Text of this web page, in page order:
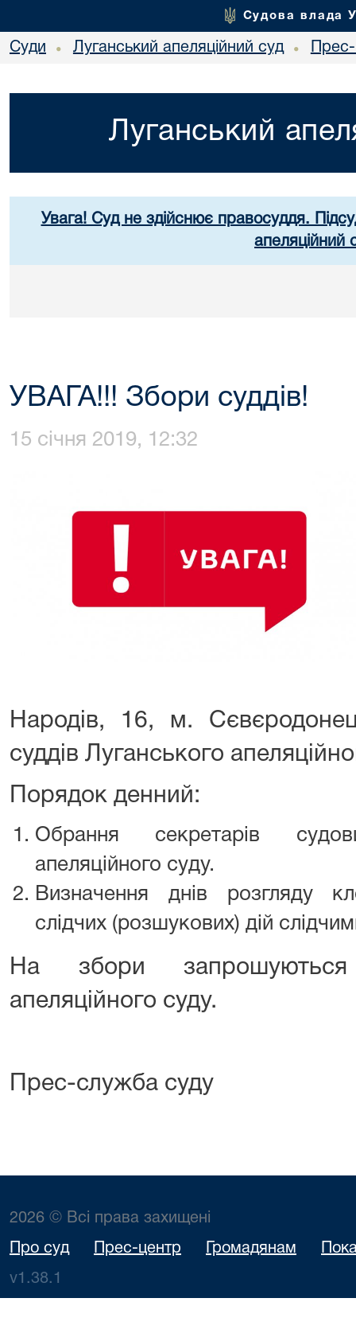
Судова влада
Суди • Луганський апеляційний суд •
Луганський
Увага! Суд не здійснює правосуддя.
апеляційний
УВАГА!!! Збори суддів!
15 січня 2019, 12:32
Народів, 16, м.
суддів Луганського
Порядок денний:
Обрання секретарів
апеляційного суду.
Визначення днів розгляду
слідчих (розшукових) дій
На збори запрошуються
апеляційного суду.
Прес-служба суду
2026 © Всі права захищені
Про суд Прес-центр Громадянам
v1.38.1